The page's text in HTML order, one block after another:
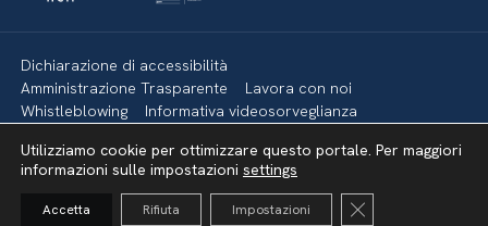
Dichiarazione di accessibilità
Amministrazione Trasparente
Lavora con noi
Whistleblowing
Informativa videosorveglianza
Mappa del sito
Torna su
Utilizziamo cookie per ottimizzare questo portale. Per maggiori
informazioni sulle impostazioni settings
Accetta Rifiuta Impostazioni Close GDPR